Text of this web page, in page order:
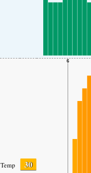
Temp 30